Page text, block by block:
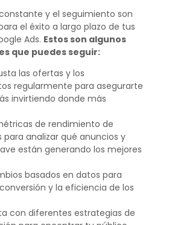
y el seguimiento son
el éxito a largo plazo de tus
Ads. Estos son algunos
que puedes seguir:
las ofertas y los
regularmente para asegurarte
invirtiendo donde más
de rendimiento de
para analizar qué anuncios y
están generando los mejores
basados en datos para
y la eficiencia de los
con diferentes estrategias de